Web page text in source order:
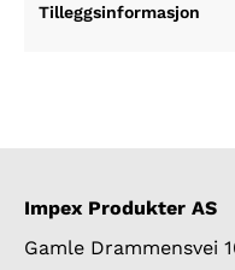
Tilleggsinformasjon
Impex Produkter AS
Gamle Drammensvei